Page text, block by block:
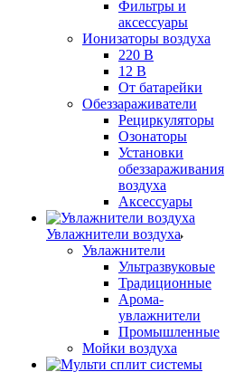
Фильтры и
аксессуары
Ионизаторы воздуха
220 В
12 В
От батарейки
Обеззараживатели
Рециркуляторы
Озонаторы
Установки
обеззараживания
воздуха
Аксессуары
Увлажнители воздуха
Увлажнители
Ультразвуковые
Традиционные
Арома-
увлажнители
Промышленные
Мойки воздуха